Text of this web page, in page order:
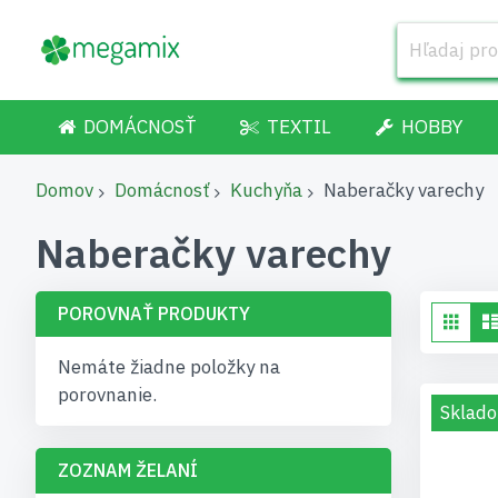
DOMÁCNOSŤ TEXTIL HOBBY
Domov Domácnosť Kuchyňa Naberačky varechy
Naberačky varechy
Grid
POROVNAŤ PRODUKTY
Nemáte žiadne položky na
porovnanie.
ZOZNAM ŽELANÍ